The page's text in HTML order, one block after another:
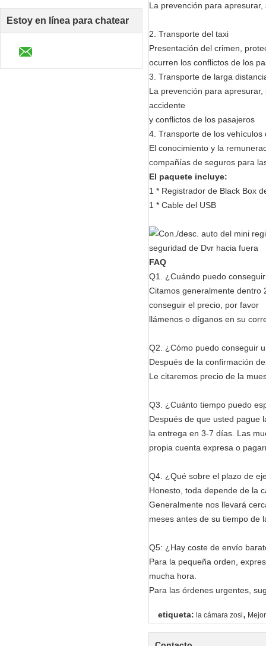
Estoy en línea para chatear
La prevención para
2. Transporte del taxi
Presentación del crimen,
ocurren los conflictos de los
3. Transporte de larga
La prevención para
accidente
y conflictos de los pasajeros
4. Transporte de los vehículos
El conocimiento y la
compañías de seguros para
El paquete incluye:
1 * Registrador de Black Box
1 * Cable del USB
FAQ
Q1. ¿Cuándo puedo
Citamos generalmente dentro
conseguir el precio, por favor
llámenos o díganos en su
Q2. ¿Cómo puedo conseguir
Después de la confirmación
Le citaremos precio de la
Q3. ¿Cuánto tiempo puedo
Después de que usted pague
la entrega en 3-7 días. Las
propia cuenta expresa o
Q4. ¿Qué sobre el plazo de
Honesto, toda depende de la
Generalmente nos llevará
meses antes de su tiempo de
Q5: ¿Hay coste de envío
Para la pequeña orden,
mucha hora.
Para las órdenes urgentes,
etiqueta: la cámara zosi,